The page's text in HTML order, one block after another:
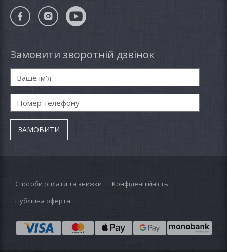
Замовити зворотній дзвінок
Способи оплати та знижки
Конфіденційність
Публічна оферта